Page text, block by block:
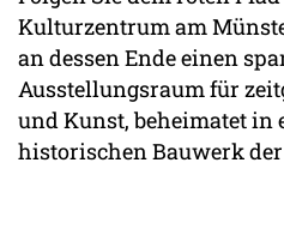
Kulturzentrum am
an dessen Ende einen
Ausstellungsraum für
und Kunst, beheimatet
historischen Bauwerk